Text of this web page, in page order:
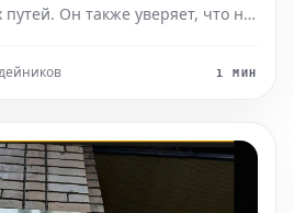
Он также уверяет, что не
касающиеся бывшего
1 МИН